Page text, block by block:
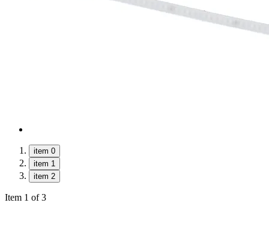
item 0
item 1
item 2
Item 1 of 3